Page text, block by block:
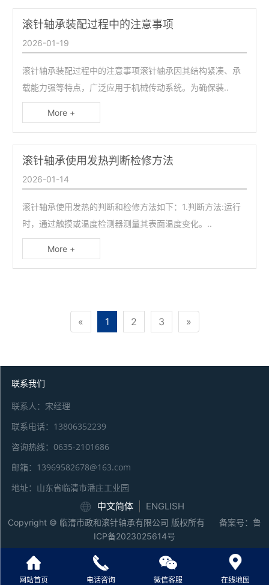
壳孔表面直接作为轴承的内、外滚动表面，为保证载荷能力
度，加工精度和表面质量应与轴承套圈的滚道相仿。此种轴
承仅能承受径向载荷
滚针轴承装配过程中的注意事项
2026-01-19
滚针轴承装配过程中的注意事项滚针轴承因其结构紧凑、承
载能力强等特点，广泛应用于机械传动系统。为确保装..
More +
滚针轴承使用发热判断检修方法
2026-01-14
滚针轴承使用发热的判断和检修方法如下：1.判断方法:运行
时，通过触摸或温度检测器测量其表面温度变化。..
More +
« 1 2 3 »
联系我们
联系人：宋经理
联系电话：13806352239
咨询热线：0635-2101686
邮箱：13969582678@163.com
地址：山东省临清市潘庄工业园
中文简体
ENGLISH
Copyright © 临清市政和滚针轴承有限公司 版权所有 备案号： 鲁
ICP备2023025614号
网站首页 电话咨询 微信客服 在线地图